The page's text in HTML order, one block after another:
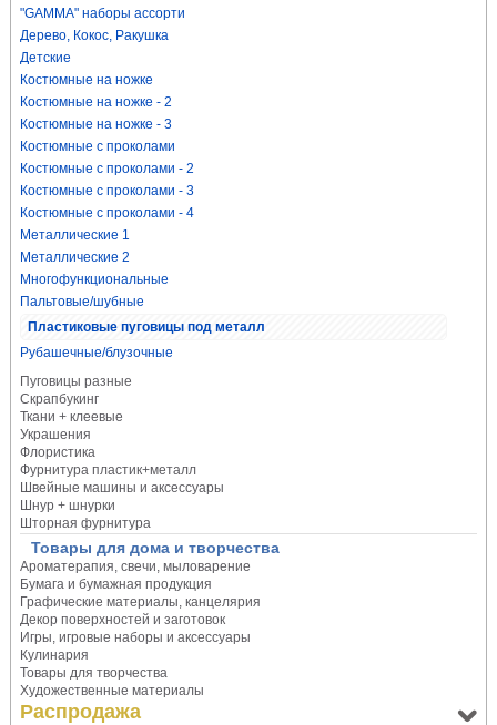
"GAMMA" наборы ассорти
Дерево, Кокос, Ракушка
Детские
Костюмные на ножке
Костюмные на ножке - 2
Костюмные на ножке - 3
Костюмные с проколами
Костюмные с проколами - 2
Костюмные с проколами - 3
Костюмные с проколами - 4
Металлические 1
Металлические 2
Многофункциональные
Пальтовые/шубные
Пластиковые пуговицы под металл
Рубашечные/блузочные
Пуговицы разные
Скрапбукинг
Ткани + клеевые
Украшения
Флористика
Фурнитура пластик+металл
Швейные машины и аксессуары
Шнур + шнурки
Шторная фурнитура
Товары для дома и творчества
Ароматерапия, свечи, мыловарение
Бумага и бумажная продукция
Графические материалы, канцелярия
Декор поверхностей и заготовок
Игры, игровые наборы и аксессуары
Кулинария
Товары для творчества
Художественные материалы
Распродажа